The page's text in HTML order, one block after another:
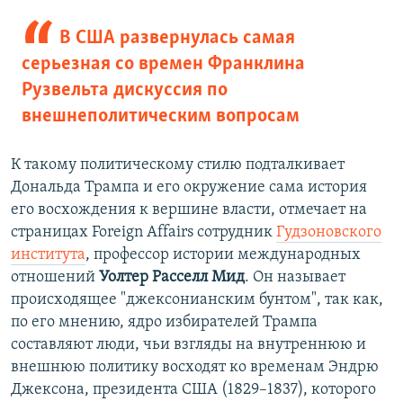
В США развернулась самая
серьезная со времен Франклина
Рузвельта дискуссия по
внешнеполитическим вопросам
К такому политическому стилю подталкивает
Дональда Трампа и его окружение сама история
его восхождения к вершине власти, отмечает на
страницах Foreign Affairs сотрудник Гудзоновского
института, профессор истории международных
отношений Уолтер Расселл Мид. Он называет
происходящее "джексонианским бунтом", так как,
по его мнению, ядро избирателей Трампа
составляют люди, чьи взгляды на внутреннюю и
внешнюю политику восходят ко временам Эндрю
Джексона, президента США (1829–1837), которого